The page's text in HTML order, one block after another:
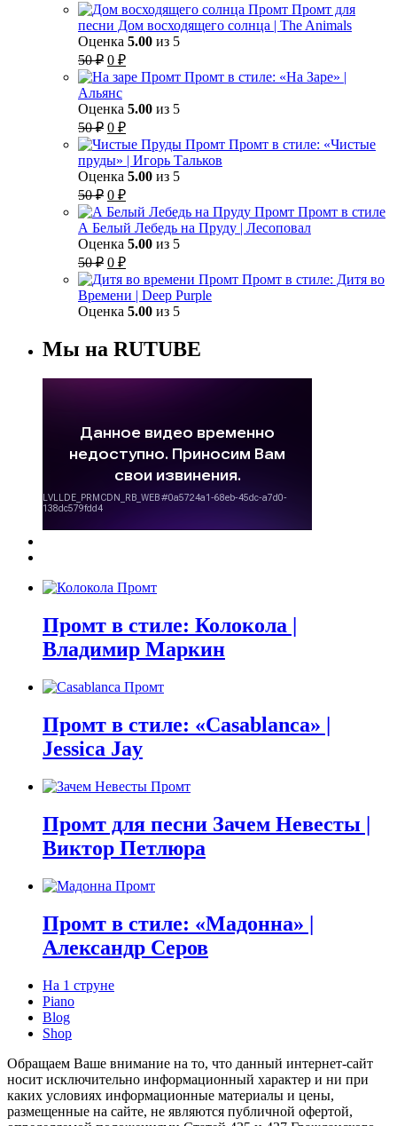
Промт для
песни Дом восходящего солнца | The Animals
Оценка 5.00 из 5
50₽ Первоначальная
цена
составляла
50 ₽.
0 ₽Текущая
цена:
Промт в стиле: «На Заре» |
Альянс
Оценка 5.00 из 5
50₽ Первоначальная
цена
составляла
50 ₽.
0 ₽Текущая
цена:
0 ₽.
Промт в стиле: «Чистые
пруды» | Игорь Тальков
Оценка 5.00 из 5
50₽ Первоначальная
цена
составляла
50 ₽.
0 ₽Текущая
цена:
0 ₽.
Промт в стиле
А Белый Лебедь на Пруду | Лесоповал
Оценка 5.00 из 5
50₽ Первоначальная
цена
составляла
50 ₽.
0 ₽Текущая
цена:
0 ₽.
Промт в стиле: Дитя во
Времени | Deep Purple
Оценка 5.00 из 5
Мы на RUTUBE
Промт в стиле: Колокола |
Владимир Маркин
Промт в стиле: «Casablanca» |
Jessica Jay
Промт для песни Зачем Невесты |
Виктор Петлюра
Промт в стиле: «Мадонна» |
Александр Серов
На 1 струне
Piano
Blog
Shop
Обращаем Ваше внимание на то, что данный интернет-сайт
носит исключительно информационный характер и ни при
каких условиях информационные материалы и цены,
размещенные на сайте, не являются публичной офертой,